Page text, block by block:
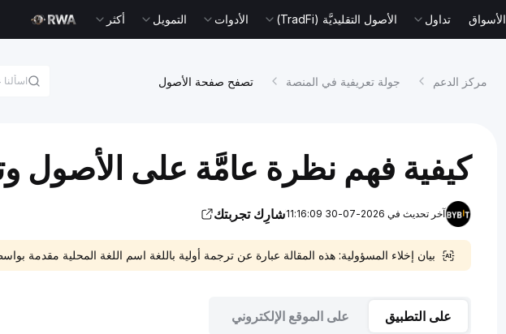
الأسواق تداول الأصول التقليديَّة (TradFi) الأدوات التمويل أكثر
مركز الدعم جولة تعريفية في المنصة تصفح صفحة الأصول
كيفية فهم نظرة عامَّة على الأصول
آخر تحديث في 2026-07-30 11:16:09 شارِك تجربتك
بيان إخلاء المسؤولية: هذه المقالة عبارة عن ترجمة أولية باللغة اسم اللغة المحلية
على التطبيق على الموقع الإلكتروني